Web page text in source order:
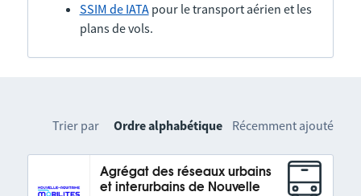
SSIM de IATApour le transport aérien et les
plans de vols.
Trier par Ordre alphabétique Récemment ajouté
Agrégat des réseaux urbains
et interurbains de Nouvelle